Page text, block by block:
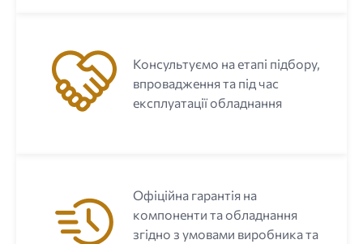
Консультуємо на етапі підбору,
впровадження та під час
експлуатації обладнання
Офіційна гарантія на
компоненти та обладнання
згідно з умовами виробника та